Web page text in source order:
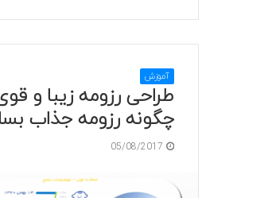
آموزش
طراحی رزومه زیبا و
چگونه رزومه جذاب
05/08/2017